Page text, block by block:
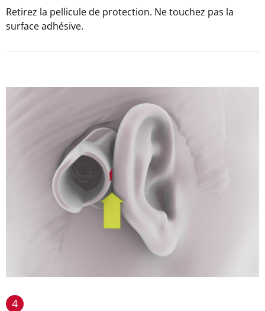
Retirez la pellicule de protection. Ne touchez pas la
surface adhésive.
4